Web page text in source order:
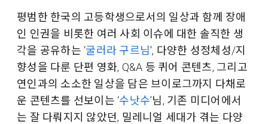
평범한 한국의 고등학생으로서의 일상과 함께 장애
인 인권을 비롯한 여러 사회 이슈에 대한 솔직한 생
각을 공유하는 ‘굴러라 구르님', 다양한 성정체성/지
향성을 다룬 단편 영화, Q&A 등 퀴어 콘텐츠, 그리고
연인과의 소소한 일상을 담은 브이로그까지 다채로
운 콘텐츠를 선보이는 ‘수낫수’님, 기존 미디어에서
는 잘 다뤄지지 않았던, 밀레니얼 세대가 겪는 다양